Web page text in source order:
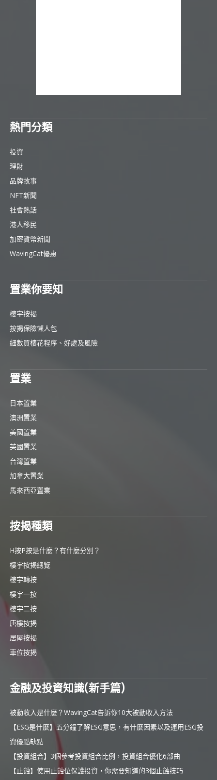
熱門分類
投資
理財
品牌故事
NFT新聞
社會熱話
港人移民
加密貨幣新聞
WavingCat優惠
置業你要知
樓宇按揭
按揭保險懶人包
細數買樓花程序、好處及風險
置業
日本置業
澳洲置業
美國置業
英國置業
台灣置業
加拿大置業
馬來西亞置業
按揭種類
H按P按是什麼？有什麼分別？
樓宇按揭總覽
樓宇轉按
樓宇一按
樓宇二按
唐樓按揭
居屋按揭
車位按揭
金融及投資知識(新手篇)
被動收入是什麼？WavingCat告訴你10大被動收入方法
【ESG是什麼】五分鐘了解ESG意思，有什麼因素以及運用ESG投
資優點缺點
【投資組合】3個參考投資組合比例，投資組合優化6部曲
【止蝕】使用止蝕位保護投資，你需要知道的3個止蝕技巧